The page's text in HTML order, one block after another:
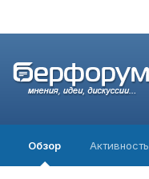
Обзор Активность